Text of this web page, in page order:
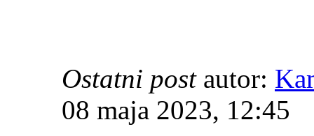
Ostatni post autor:
08 maja 2023, 12:45